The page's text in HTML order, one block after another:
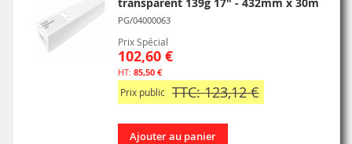
PG/04000063
Prix Spécial
102,60 €
85,50 €
Prix public TTC: 123,12 €
Ajouter au panier